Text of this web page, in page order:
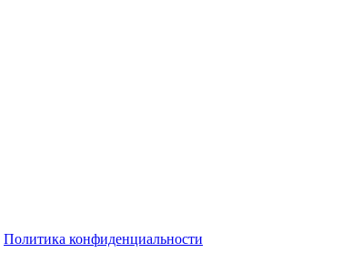
Политика конфиденциальности